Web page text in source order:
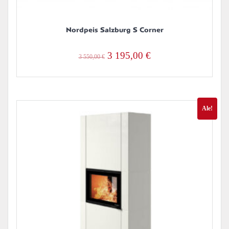
Nordpeis Salzburg S Corner
3 550,00€ Alkuperäinen
3
550,00 €.
3 195,00 €Nykyinen
3
195,00 €.
Ale!